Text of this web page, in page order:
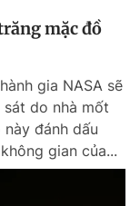
cáo
Chính sách bảo
mặc đồ
gia NASA sẽ
do nhà mốt
đánh dấu
gian của...